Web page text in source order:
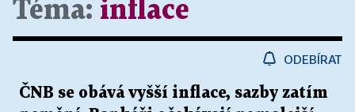
Téma: inflace
ODEBÍRAT
ČNB se obává vyšší inflace, sazby zatím